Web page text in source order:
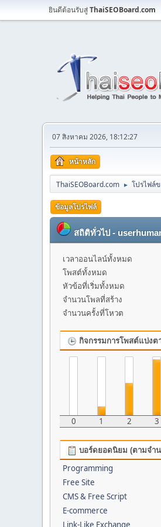
ยินดีต้อนรับสู่ThaiSEOBoard.com
07 สิงหาคม 2026, 18:12:27
หน้าหลัก
ThaiSEOBoard.com ► โปรไฟล์
ข้อมูลโปรไฟล์
สถิติทั่วไป -
เวลาออนไลน์ทั้งหมด
โพสต์ทั้งหมด
หัวข้อที่เริ่มทั้งหมด
จำนวนโพลที่สร้าง
จำนวนครั้งที่โหวต
กิจกรรมการโพสต์แบ่งต
0 1 2 3
บอร์ดยอดนิยม (ตามจำ
Programming
Free Site
CMS & Free Script
E-commerce
Link-Like Exchange